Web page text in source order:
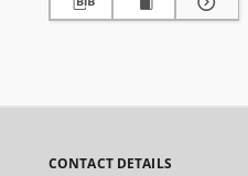
CONTACT DETAILS